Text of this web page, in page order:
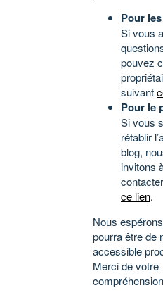
Pour
Si vous
pouvez
suivant
Pour le
Si vous
rétablir
blog,
invitons
ce lien.
Nous
pourra être de
accessible
Merci de votre